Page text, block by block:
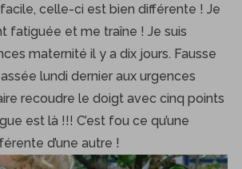
celle-ci est bien différente ! Je
fatiguée et me traîne ! Je suis
maternité il y a dix jours. Fausse
lundi dernier aux urgences
recoudre le doigt avec cinq points
est là !!! C’est fou ce qu’une
d’une autre !